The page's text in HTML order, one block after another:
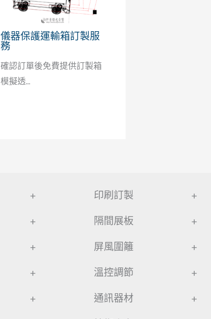
儀器保護運輸箱訂製服
務
確認訂單後免費提供訂製箱
模擬透...
+
+
+
+
+
印刷訂製 +
隔間展板 +
屏風圍籬 +
溫控調節 +
通訊器材 +